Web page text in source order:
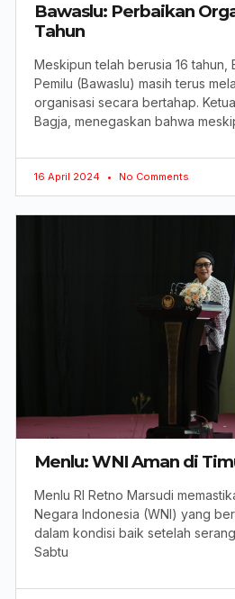
Bawaslu: Perbaikan
Tahun
Meskipun telah berusia 16 tahun,
Pemilu (Bawaslu) masih terus
organisasi secara bertahap.
Bagja, menegaskan bahwa
16 April 2024 No Comments
Menlu: WNI Aman di
Menlu RI Retno Marsudi
Negara Indonesia (WNI) yang
dalam kondisi baik setelah
Sabtu